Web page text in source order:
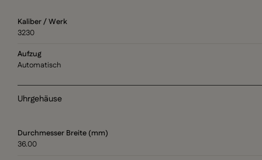
Kaliber / Werk
3230
Aufzug
Automatisch
Uhrgehäuse
Durchmesser Breite (mm)
36.00